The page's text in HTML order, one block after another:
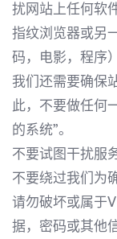
扰网站上任何软
指纹浏览器或另
码，电影，程序
我们还需要确保
此，不要做任何
的系统”。
不要试图干扰服
不要绕过我们为
请勿破坏或属于
据，密码或其他